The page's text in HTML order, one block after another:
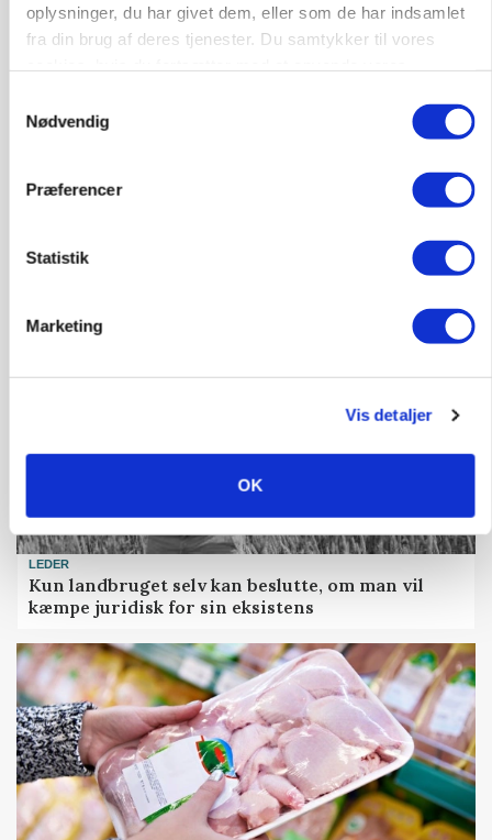
oplysninger, du har givet dem, eller som de har indsamlet
fra din brug af deres tjenester. Du samtykker til vores
Nødvendig
Præferencer
Statistik
Marketing
Vis detaljer
OK
konkurrence- og produktionsvilkår
LEDER
Kun landbruget selv kan beslutte, om man vil
kæmpe juridisk for sin eksistens